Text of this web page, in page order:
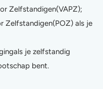
Zelfstandigen(VAPZ);
Zelfstandigen(POZ) als je
je zelfstandig
bent.